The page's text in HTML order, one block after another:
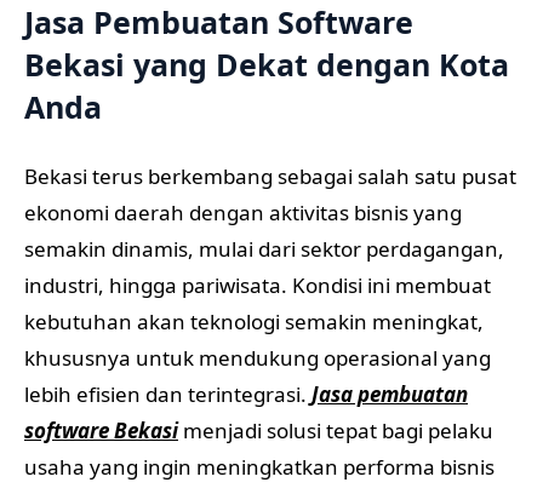
Jasa Pembuatan Software
Bekasi yang Dekat dengan Kota
Anda
Bekasi terus berkembang sebagai salah satu pusat
ekonomi daerah dengan aktivitas bisnis yang
semakin dinamis, mulai dari sektor perdagangan,
industri, hingga pariwisata. Kondisi ini membuat
kebutuhan akan teknologi semakin meningkat,
khususnya untuk mendukung operasional yang
lebih efisien dan terintegrasi. Jasa pembuatan
software Bekasimenjadi solusi tepat bagi pelaku
usaha yang ingin meningkatkan performa bisnis